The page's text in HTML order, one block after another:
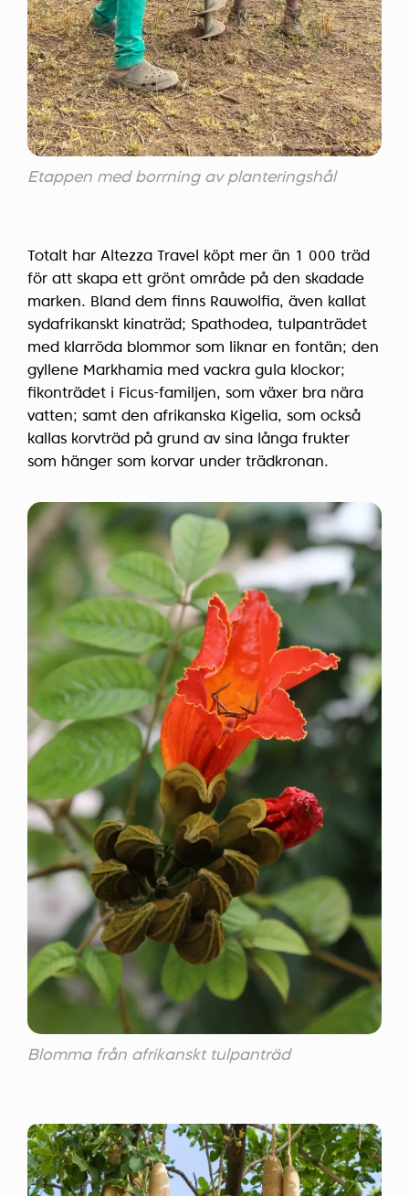
Etappen med borrning av planteringshål
Totalt har Altezza Travel köpt mer än 1 000 träd
för att skapa ett grönt område på den skadade
marken. Bland dem finns Rauwolfia, även kallat
sydafrikanskt kinaträd; Spathodea, tulpanträdet
med klarröda blommor som liknar en fontän; den
gyllene Markhamia med vackra gula klockor;
fikonträdet i Ficus-familjen, som växer bra nära
vatten; samt den afrikanska Kigelia, som också
kallas korvträd på grund av sina långa frukter
som hänger som korvar under trädkronan.
Blomma från afrikanskt tulpanträd